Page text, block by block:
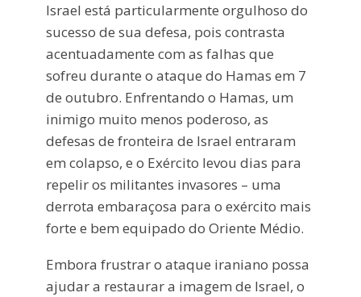
Israel está particularmente orgulhoso do
sucesso de sua defesa, pois contrasta
acentuadamente com as falhas que
sofreu durante o ataque do Hamas em 7
de outubro. Enfrentando o Hamas, um
inimigo muito menos poderoso, as
defesas de fronteira de Israel entraram
em colapso, e o Exército levou dias para
repelir os militantes invasores – uma
derrota embaraçosa para o exército mais
forte e bem equipado do Oriente Médio.
Embora frustrar o ataque iraniano possa
ajudar a restaurar a imagem de Israel, o